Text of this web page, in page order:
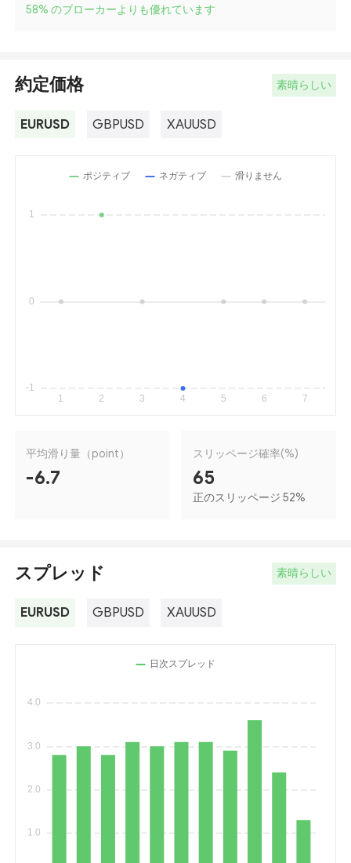
58% のブローカーよりも優れています
約定価格 素晴らしい
EURUSD GBPUSD XAUUSD
平均滑り量（point）
-6.7
スリッページ確率(%)
65
正のスリッページ 52%
スプレッド 素晴らしい
EURUSD GBPUSD XAUUSD